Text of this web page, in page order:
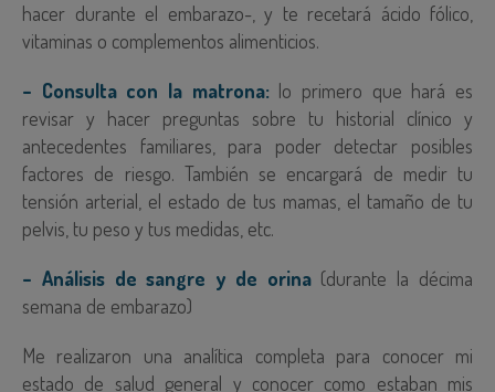
hacer durante el embarazo-, y te recetará ácido fólico,
vitaminas o complementos alimenticios.
– Consulta con la matrona: lo primero que hará es
revisar y hacer preguntas sobre tu historial clínico y
antecedentes familiares, para poder detectar posibles
factores de riesgo. También se encargará de medir tu
tensión arterial, el estado de tus mamas, el tamaño de tu
pelvis, tu peso y tus medidas, etc.
– Análisis de sangre y de orina(durante la décima
semana de embarazo)
Me realizaron una analítica completa para conocer mi
estado de salud general y conocer como estaban mis